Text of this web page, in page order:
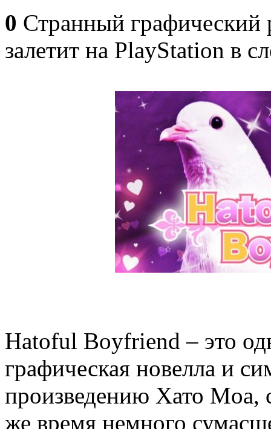
0 Странный
залетит на PlayStation в
Hatoful Boyfriend – это
графическая новелла и
произведению Хато Moa,
же время немного